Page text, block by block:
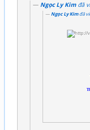
Ngọc Ly Kim đã
Ngọc Ly Kimđã